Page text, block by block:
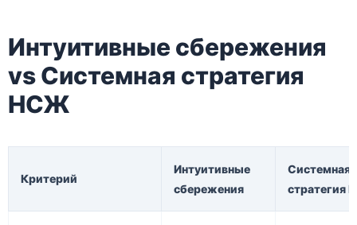
Интуитивные сбережения
vs Системная стратегия
НСЖ
Критерий
Интуитивные
сбережения
Системная
стратегия